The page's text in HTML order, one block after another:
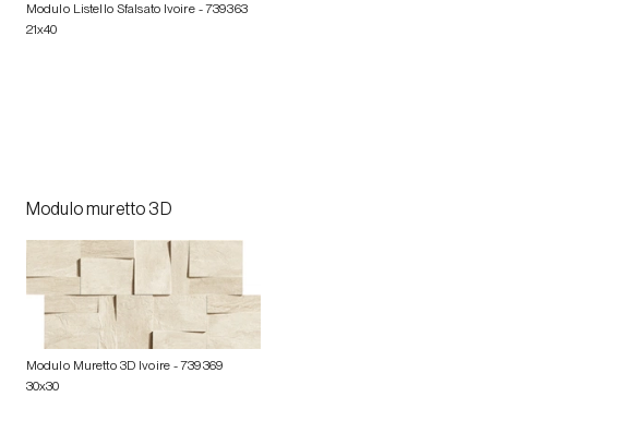
Modulo Listello Sfalsato Ivoire- 739363
21x40
Modulo muretto 3D
Modulo Muretto 3D Ivoire- 739369
30x30